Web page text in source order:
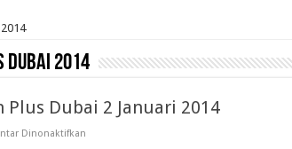
2014
Dubai 2 Januari 2014
Dinonaktifkanpada